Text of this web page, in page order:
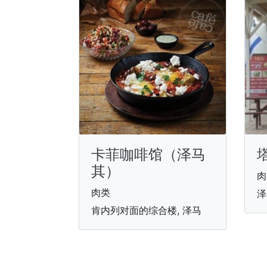
卡菲咖啡馆（泽马
其）
肉类
肯内列对面的综合楼, 泽马